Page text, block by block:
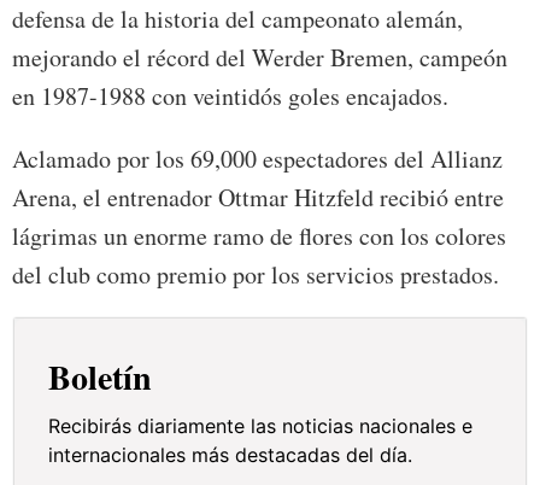
defensa de la historia del campeonato alemán,
mejorando el récord del Werder Bremen, campeón
en 1987-1988 con veintidós goles encajados.
Aclamado por los 69,000 espectadores del Allianz
Arena, el entrenador Ottmar Hitzfeld recibió entre
lágrimas un enorme ramo de flores con los colores
del club como premio por los servicios prestados.
Boletín
Recibirás diariamente las noticias nacionales e
internacionales más destacadas del día.